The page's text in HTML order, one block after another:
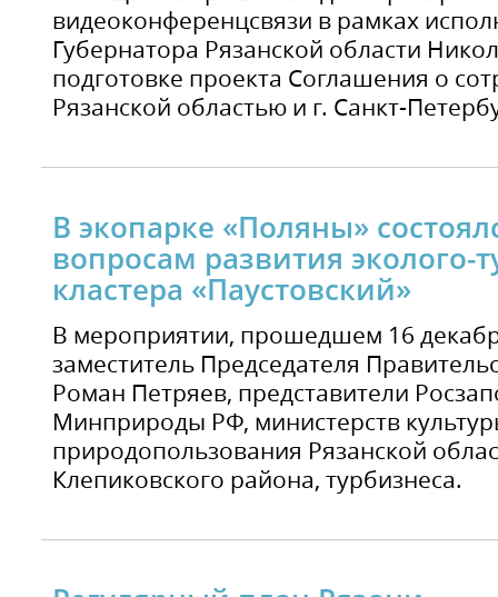
видеоконференцсвязи в рамках
Губернатора Рязанской области
подготовке проекта Соглашения о
Рязанской областью и г. Санкт-
В экопарке «Поляны»
вопросам развития эколого-
кластера «Паустовский»
В мероприятии, прошедшем 16
заместитель Председателя
Роман Петряев, представители
Минприроды РФ, министерств
природопользования Рязанской
Клепиковского района, турбизнеса.